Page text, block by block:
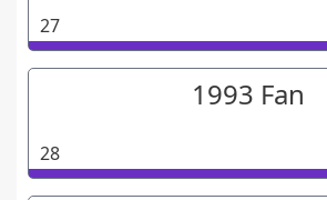
27
1993 Fan
28